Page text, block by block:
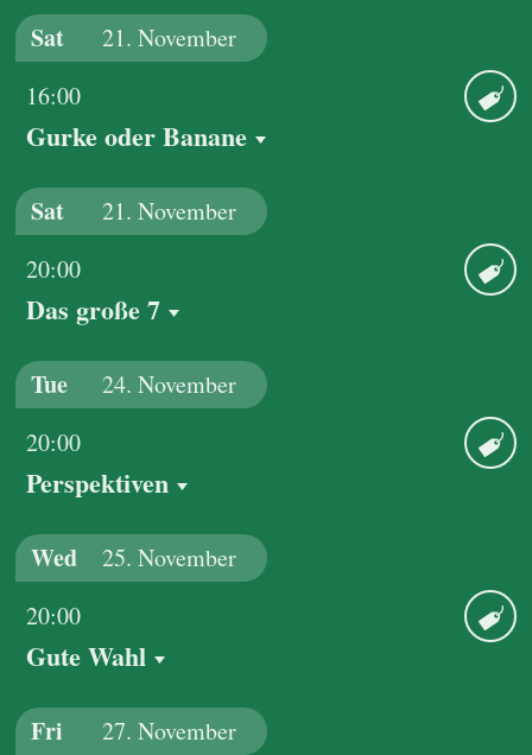
Sat 21. November
16:00
Gurke oder Banane
Sat 21. November
20:00
Das große 7
Tue 24. November
20:00
Perspektiven
Wed 25. November
20:00
Gute Wahl
Fri 27. November